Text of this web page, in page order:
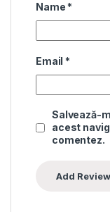
Name *
Email *
Salvează-
acest
comentez.